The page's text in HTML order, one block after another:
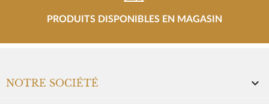
PRODUITS DISPONIBLES EN MAGASIN
NOTRE SOCIÉTÉ 